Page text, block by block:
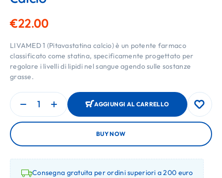
€22.00
LIVAMED 1 (Pitavastatina calcio) è un potente farmaco
classificato come statina, specificamente progettato per
regolare i livelli di lipidi nel sangue agendo sulle sostanze
grasse.
AGGIUNGI AL CARRELLO
BUY NOW
Consegna gratuita per ordini superiori a 200 euro